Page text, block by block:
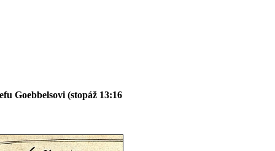
Goebbelsovi (stopáž 13:16